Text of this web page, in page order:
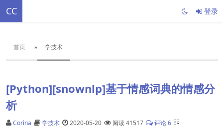
CC 登录
首页 » 学技术
[Python][snownlp]基于情感词典的情感分
析
Corina 学技术 2020-05-20 阅读 41517 评论 6